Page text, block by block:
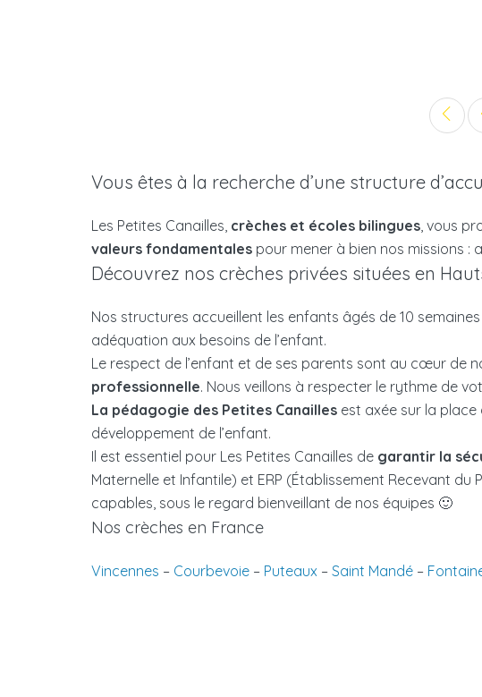
Vous êtes à la recherche d’une structure
Les Petites Canailles, crèches et écoles bilingues , vous
valeurs fondamentales pour mener à bien nos missions :
Découvrez nos crèches privées situées en
Nos structures accueillent les enfants âgés de 10
adéquation aux besoins de l’enfant.
Le respect de l’enfant et de ses parents sont au cœur de
professionnelle. Nous veillons à respecter le rythme de
La pédagogie des Petites Canailles est axée sur la
développement de l’enfant.
Il est essentiel pour Les Petites Canailles de garantir la
Maternelle et Infantile) et ERP (Établissement Recevant
capables, sous le regard bienveillant de nos équipes 🙂
Nos crèches en France
Vincennes – Courbevoie – Puteaux – Saint Mandé –